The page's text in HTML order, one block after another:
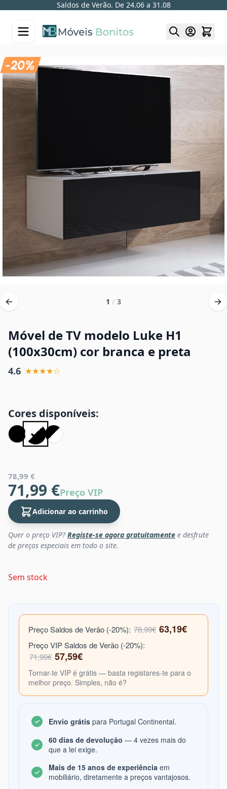
Saldos de Verão. De 24.06 a 31.08
1 / 3
Móvel de TV modelo Luke H1
(100x30cm) cor branca e preta
4.6 ★★★★☆
Cores disponíveis:
78,99 €
71,99 €Preço VIP
Adicionar ao carrinho
Quer o preço VIP?Registe-se agora gratuitamente e desfrute
de preços especiais em todo o site.
Sem stock
Preço Saldos de Verão (-20%): 78,99€ 63,19€
Preço VIP Saldos de Verão (-20%):
71,99€ 57,59€
Tornar-te VIP é grátis — basta registares-te para o
melhor preço. Simples, não é?
Envio grátis para Portugal Continental.
60 dias de devolução — 4 vezes mais do
que a lei exige.
Mais de 15 anos de experiência em
mobiliário, diretamente a preços vantajosos.